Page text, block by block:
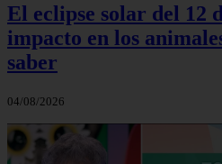
El eclipse solar del 12
impacto en los
saber
04/08/2026